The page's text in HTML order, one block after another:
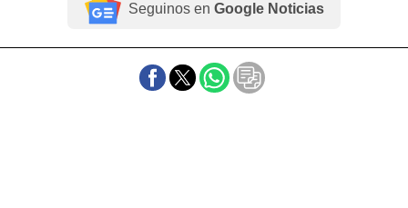
Seguinos en Google Noticias